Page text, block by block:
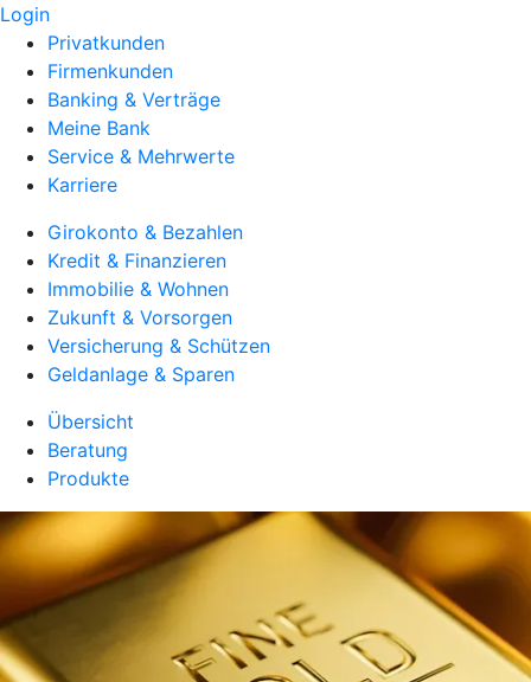
Login
Privatkunden
Firmenkunden
Banking & Verträge
Meine Bank
Service & Mehrwerte
Karriere
Girokonto & Bezahlen
Kredit & Finanzieren
Immobilie & Wohnen
Zukunft & Vorsorgen
Versicherung & Schützen
Geldanlage & Sparen
Übersicht
Beratung
Produkte